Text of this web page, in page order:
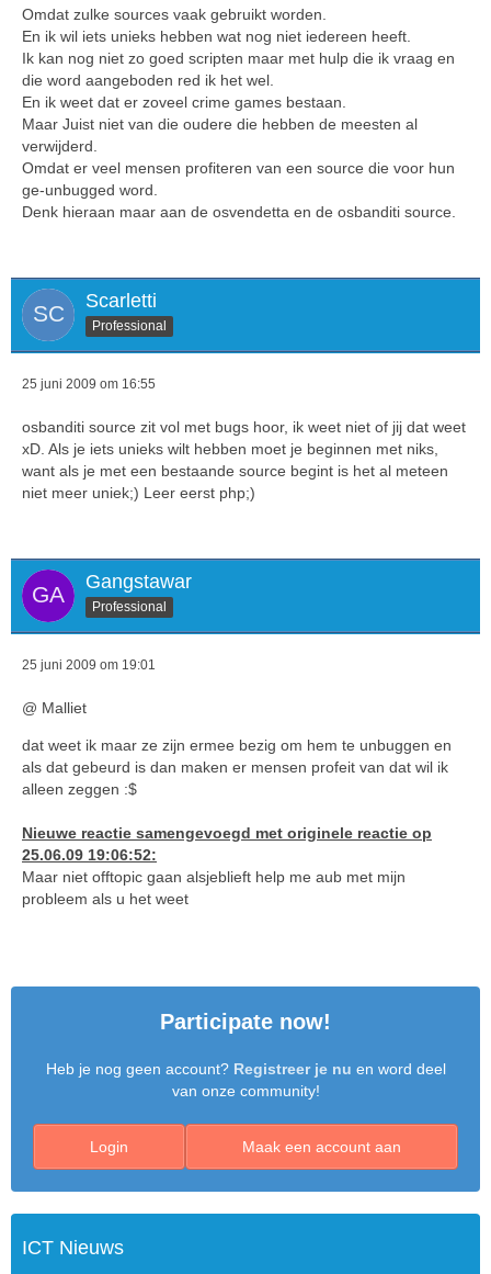
Omdat zulke sources vaak gebruikt worden.
En ik wil iets unieks hebben wat nog niet iedereen heeft.
Ik kan nog niet zo goed scripten maar met hulp die ik vraag en
die word aangeboden red ik het wel.
En ik weet dat er zoveel crime games bestaan.
Maar Juist niet van die oudere die hebben de meesten al
verwijderd.
Omdat er veel mensen profiteren van een source die voor hun
ge-unbugged word.
Denk hieraan maar aan de osvendetta en de osbanditi source.
Scarletti
Professional
25 juni 2009 om 16:55
osbanditi source zit vol met bugs hoor, ik weet niet of jij dat weet
xD. Als je iets unieks wilt hebben moet je beginnen met niks,
want als je met een bestaande source begint is het al meteen
niet meer uniek;) Leer eerst php;)
Gangstawar
Professional
25 juni 2009 om 19:01
@ Malliet
dat weet ik maar ze zijn ermee bezig om hem te unbuggen en
als dat gebeurd is dan maken er mensen profeit van dat wil ik
alleen zeggen :$
Nieuwe reactie samengevoegd met originele reactie op
25.06.09 19:06:52:
Maar niet offtopic gaan alsjeblieft help me aub met mijn
probleem als u het weet
Participate now!
Heb je nog geen account? Registreer je nu en word deel
van onze community!
Maak een account aan
Login
ICT Nieuws